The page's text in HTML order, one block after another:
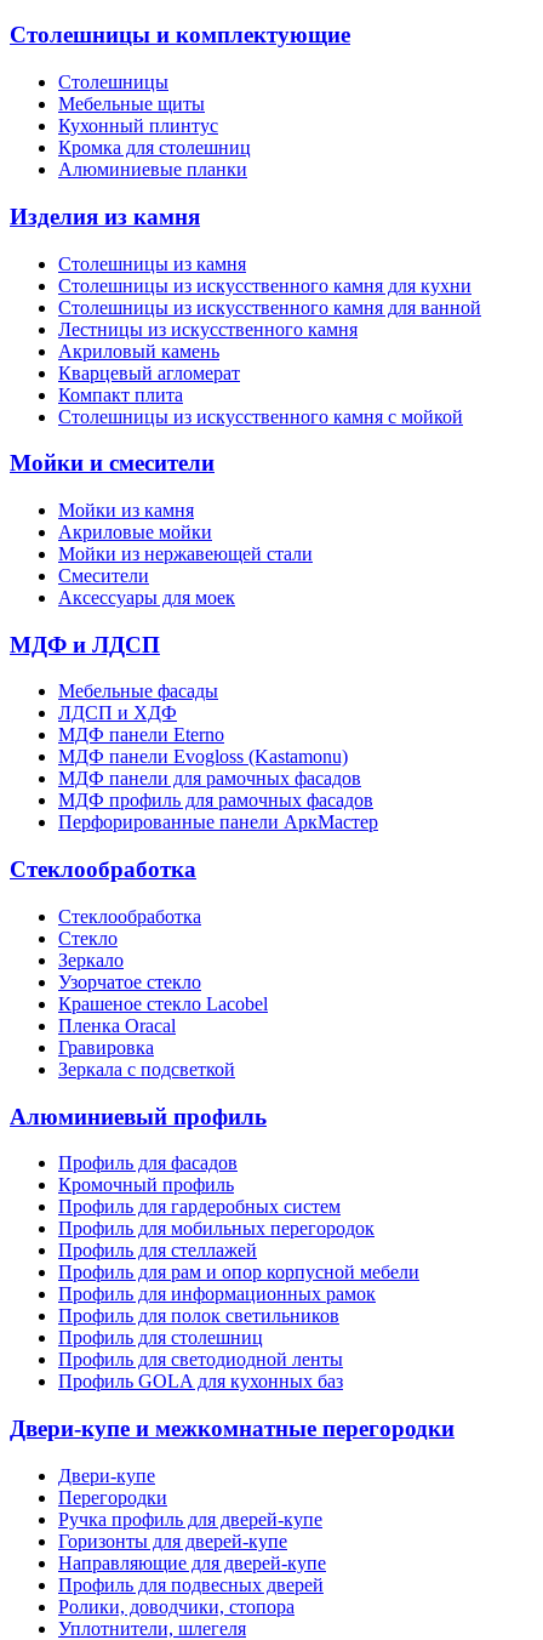
Столешницы и комплектующие
Столешницы
Мебельные щиты
Кухонный плинтус
Кромка для столешниц
Алюминиевые планки
Изделия из камня
Столешницы из камня
Cтолешницы из искусственного камня для кухни
Cтолешницы из искусственного камня для ванной
Лестницы из искусственного камня
Акриловый камень
Кварцевый агломерат
Компакт плита
Столешницы из искусственного камня с мойкой
Мойки и смесители
Мойки из камня
Акриловые мойки
Мойки из нержавеющей стали
Смесители
Аксессуары для моек
МДФ и ЛДСП
Мебельные фасады
ЛДСП и ХДФ
МДФ панели Eterno
МДФ панели Evogloss (Kastamonu)
МДФ панели для рамочных фасадов
МДФ профиль для рамочных фасадов
Перфорированные панели АркМастер
Стеклообработка
Стеклообработка
Стекло
Зеркало
Узорчатое стекло
Крашеное стекло Lacobel
Пленка Oracal
Гравировка
Зеркала с подсветкой
Алюминиевый профиль
Профиль для фасадов
Кромочный профиль
Профиль для гардеробных систем
Профиль для мобильных перегородок
Профиль для стеллажей
Профиль для рам и опор корпусной мебели
Профиль для информационных рамок
Профиль для полок светильников
Профиль для столешниц
Профиль для светодиодной ленты
Профиль GOLA для кухонных баз
Двери-купе и межкомнатные перегородки
Двери-купе
Перегородки
Ручка профиль для дверей-купе
Горизонты для дверей-купе
Направляющие для дверей-купе
Профиль для подвесных дверей
Ролики, доводчики, стопора
Уплотнители, шлегеля